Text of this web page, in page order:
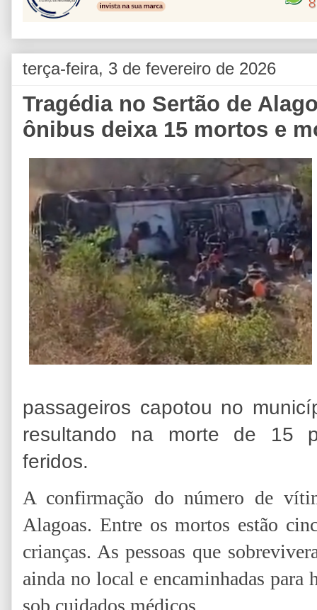
terça-feira, 3 de fevereiro de 2026
Tragédia no Sertão de
ônibus deixa 15 mortos e
passageiros capotou no
resultando na morte de 15
feridos.
A confirmação do número de
Alagoas. Entre os mortos estão
crianças. As pessoas que
ainda no local e encaminhadas para
sob cuidados médicos.